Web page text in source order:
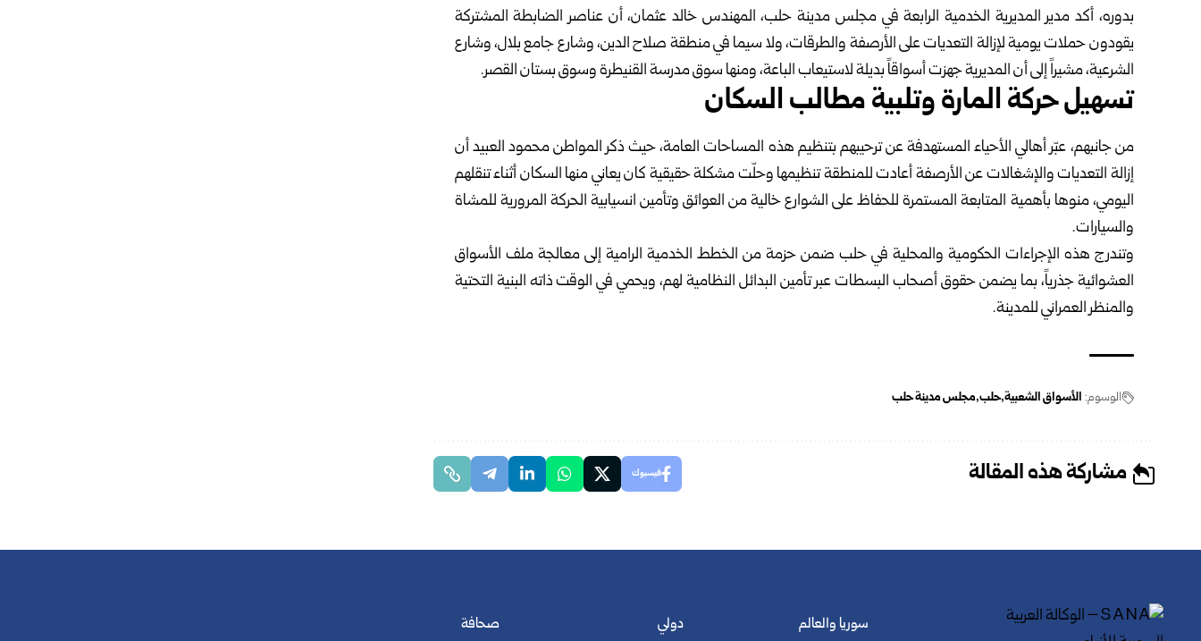
بدوره، أكد مدير المديرية الخدمية الرابعة في مجلس مدينة حلب، ‏المهندس خالد عثمان، أن عناصر الضابطة المشتركة
يقودون ‏حملات يومية لإزالة التعديات على الأرصفة والطرقات، ولا سيما ‏في منطقة صلاح الدين، وشارع جامع بلال، وشارع
الشرعية، ‏مشيراً إلى أن المديرية جهزت أسواقاً بديلة لاستيعاب الباعة، ومنها ‏سوق مدرسة القنيطرة وسوق بستان القصر‎.
تسهيل حركة المارة وتلبية مطالب السكان
من جانبهم، عبّر أهالي الأحياء المستهدفة عن ترحيبهم بتنظيم هذه ‏المساحات العامة، حيث ذكر المواطن محمود العبيد أن
إزالة ‏التعديات والإشغالات عن الأرصفة أعادت للمنطقة تنظيمها وحلّت ‏مشكلة حقيقية كان يعاني منها السكان أثناء تنقلهم
اليومي، منوها ‏بأهمية المتابعة المستمرة للحفاظ على الشوارع خالية من العوائق ‏وتأمين انسيابية الحركة المرورية للمشاة
والسيارات‎.‎
وتندرج هذه الإجراءات الحكومية والمحلية في حلب ضمن حزمة ‏من الخطط الخدمية الرامية إلى معالجة ملف الأسواق
العشوائية ‏جذرياً، بما يضمن حقوق أصحاب البسطات عبر تأمين البدائل ‏النظامية لهم، ويحمي في الوقت ذاته البنية التحتية
والمنظر ‏العمراني للمدينة‎.‎
الوسوم: الأسواق الشعبية حلب مجلس مدينة حلب
مشاركة هذه المقالة فيسبوك
سوريا والعالم دولي صحافة